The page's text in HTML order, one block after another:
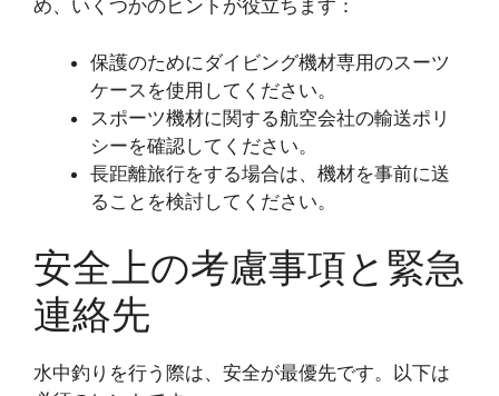
め、いくつかのヒントが役立ちます：
保護のためにダイビング機材専用のスーツ
ケースを使用してください。
スポーツ機材に関する航空会社の輸送ポリ
シーを確認してください。
長距離旅行をする場合は、機材を事前に送
ることを検討してください。
安全上の考慮事項と緊急
連絡先
水中釣りを行う際は、安全が最優先です。以下は